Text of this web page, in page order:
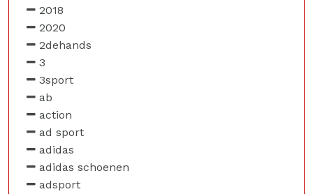
2018
2020
2dehands
3
3sport
ab
action
ad sport
adidas
adidas schoenen
adsport